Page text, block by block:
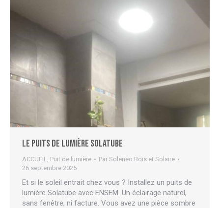
Le puits de lumière Solatube
ACCUEIL Puit de lumière Par Soleneo Bois et Solaire
26 septembre 2025
Et si le soleil entrait chez vous ? Installez un puits de
lumière Solatube avec ENSEM. Un éclairage naturel,
sans fenêtre, ni facture. Vous avez une pièce sombre